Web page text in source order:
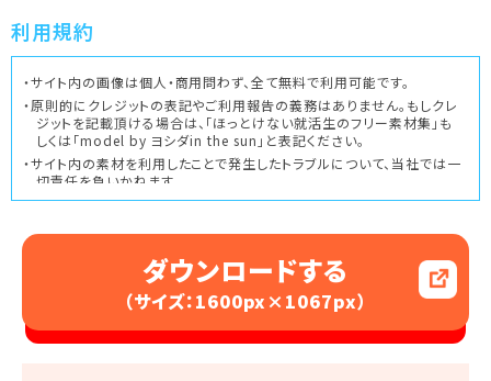
利用規約
・サイト内の画像は個人・商用問わず、全て無料で利用可能です。
・原則的にクレジットの表記やご利用報告の義務はありません。もしクレ
ジットを記載頂ける場合は、「ほっとけない就活生のフリー素材集」も
しくは「model by ヨシダin the sun」と表記ください。
・サイト内の素材を利用したことで発生したトラブルについて、当社では一
切責任を負いかねます。
・下記の利用方法は固く禁じます。
1.モデルのイメージを著しく損なうような利用
2.アダルト／出会い系サービス／法律に触れる行為など、公序良俗に
反するサイト・目的での利用
3.画像の再配布・販売
5.その他運営が不適切と判断した利用
ダウンロードする
（サイズ：1600px×1067px）